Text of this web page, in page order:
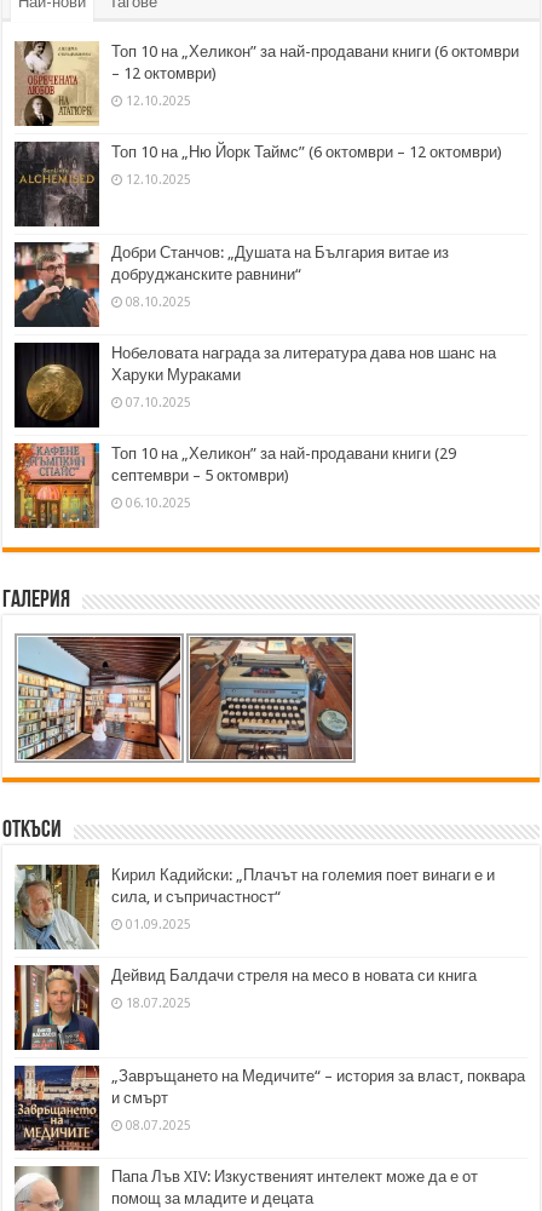
Топ 10 на „Хеликон” за най-продавани книги (6 октомври
– 12 октомври)
12.10.2025
Топ 10 на „Ню Йорк Таймс” (6 октомври – 12 октомври)
12.10.2025
Добри Станчов: „Душата на България витае из
добруджанските равнини“
08.10.2025
Нобеловата награда за литература дава нов шанс на
Харуки Мураками
07.10.2025
Топ 10 на „Хеликон” за най-продавани книги (29
септември – 5 октомври)
06.10.2025
Галерия
Откъси
Кирил Кадийски: „Плачът на големия поет винаги е и
сила, и съпричастност“
01.09.2025
Дейвид Балдачи стреля на месо в новата си книга
18.07.2025
„Завръщането на Медичите“ – история за власт, поквара
и смърт
08.07.2025
Папа Лъв XIV: Изкуственият интелект може да е от
помощ за младите и децата